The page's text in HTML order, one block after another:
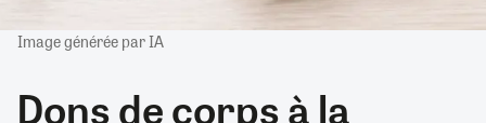
Image générée par IA
Dons de corps à la